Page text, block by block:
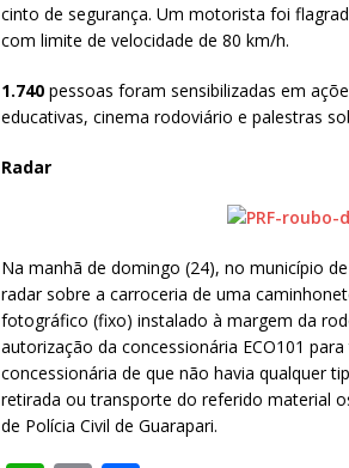
cinto de segurança. Um motorista foi
com limite de velocidade de 80 km/h.
1.740 pessoas foram sensibilizadas em
educativas, cinema rodoviário e palestras
Radar
Na manhã de domingo (24), no município
radar sobre a carroceria de uma
fotográfico (fixo) instalado à margem da
autorização da concessionária ECO101
concessionária de que não havia qualquer
retirada ou transporte do referido material
de Polícia Civil de Guarapari.